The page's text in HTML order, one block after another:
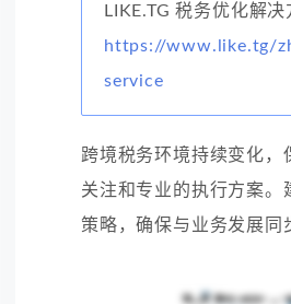
LIKE.TG 税务优化解决
https://www.like.tg/
service
跨境税务环境持续变化，
关注和专业的执行方案。
策略，确保与业务发展同